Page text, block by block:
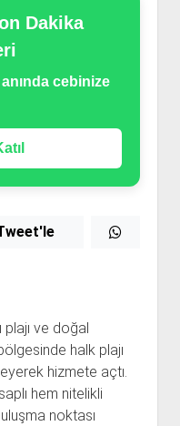
Dakika
anında cebinize
plajı ve doğal
halk plajı
hizmete açtı.
hem nitelikli
noktası